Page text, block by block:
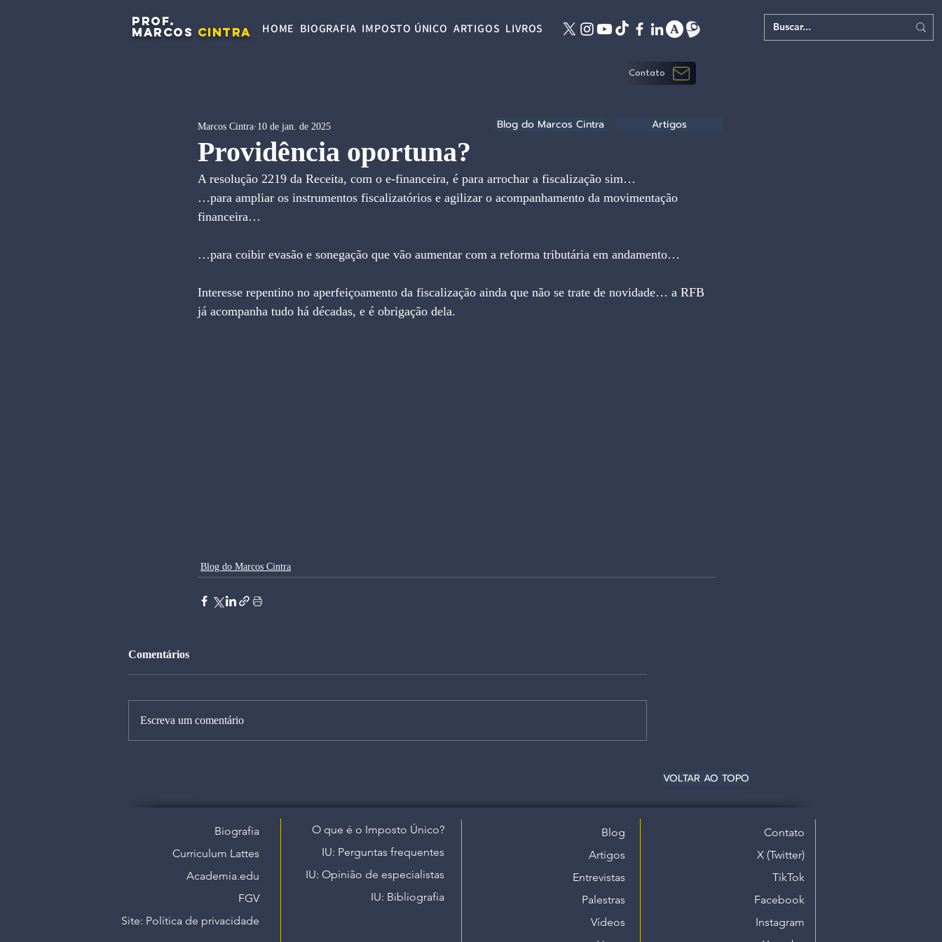
PROF.
MARCOS CINTRA HOME BIOGRAFIA IMPOSTO ÚNICO ARTIGOS LIVROS
Contato
Providência oportuna?
Marcos Cintra 10 de jan. de 2025
A resolução 2219 da Receita, com o e-financeira, é para arrochar a fiscalização sim…
…para ampliar os instrumentos fiscalizatórios e agilizar o acompanhamento da movimentação
financeira…
…para coibir evasão e sonegação que vão aumentar com a reforma tributária em andamento…
Interesse repentino no aperfeiçoamento da fiscalização ainda que não se trate de novidade… a RFB
já acompanha tudo há décadas, e é obrigação dela.
Blog do Marcos Cintra
Comentários
Escreva um comentário
Blog do Marcos Cintra Artigos
VOLTAR AO TOPO
Biografia
Curriculum Lattes
Academia.edu
FGV
Site: Política de privacidade​
O que é o Imposto Único?
IU: Perguntas frequentes
IU: Opinião de especialistas
IU: Bibliografia
Blog
Artigos
Entrevistas
Palestras
Vídeos
Contato
X (Twitter)
TikTok
Facebook
Instagram